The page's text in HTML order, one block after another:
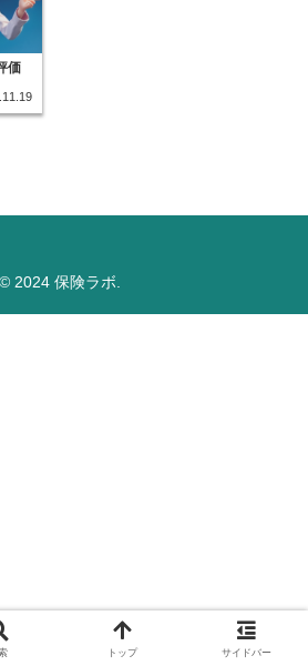
価
© 2024 保険ラボ.
トップ サイドバー